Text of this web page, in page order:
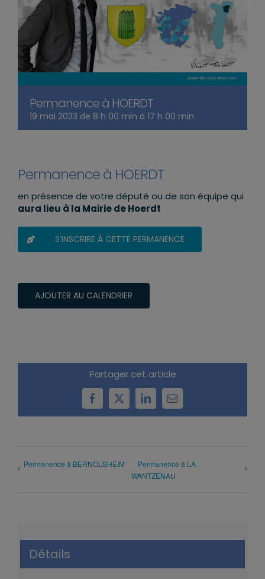
Permanence à HOERDT
19 mai 2023 de 8 h 00 min à 17 h 00 min
Permanence à HOERDT
en présence de votre député ou de son équipe qui
aura lieu à la Mairie de Hoerdt
S’INSCRIRE À CETTE PERMANENCE
AJOUTER AU CALENDRIER
Partager cet article
Facebook
X LinkedInEmail
Permanence à BERNOLSHEIM
Permanence à LA
WANTZENAU
Détails